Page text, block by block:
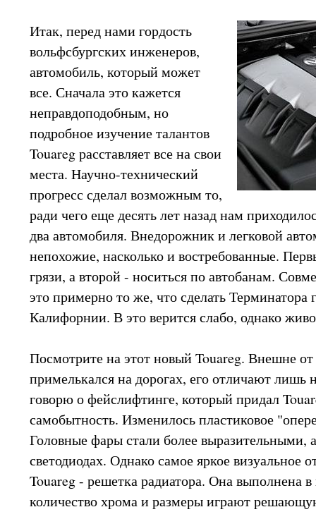
Итак, перед нами гордость
вольфсбургских инженеров,
автомобиль, который может
все. Сначала это кажется
неправдоподобным, но
подробное изучение талантов
Touareg расставляет все на свои
места. Научно-технический
прогресс сделал возможным то,
ради чего еще десять лет назад нам
два автомобиля. Внедорожник и легковой
непохожие, насколько и востребованные.
грязи, а второй - носиться по автобанам.
это примерно то же, что сделать Терминатора
Калифорнии. В это верится слабо, однако
Посмотрите на этот новый Touareg. Внешне
примелькался на дорогах, его отличают лишь
говорю о фейслифтинге, который придал
самобытность. Изменилось пластиковое
Головные фары стали более выразительными,
светодиодах. Однако самое яркое визуальное
Touareg - решетка радиатора. Она выполнена в
количество хрома и размеры играют